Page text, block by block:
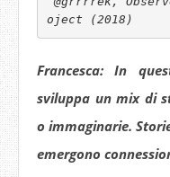
oject (2018)
Francesca: In
sviluppa un mix di
o immaginarie.
emergono